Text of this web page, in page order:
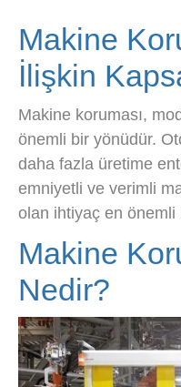
Makine
İlişkin
Makine koruması,
önemli bir yönüdür.
daha fazla üretime
emniyetli ve verimli
olan ihtiyaç en önemli
Makine
Nedir?